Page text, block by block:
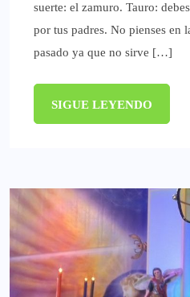
suerte: el zamuro. Tauro:
por tus padres. No pienses en
pasado ya que no sirve […]
SIGUE LEYENDO